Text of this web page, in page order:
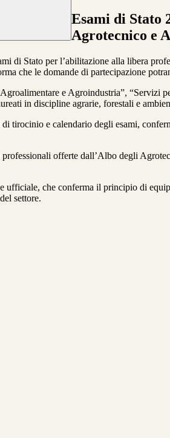
Esami di Stato
Agrotecnico e
di Stato per l’abilitazione alla libera
che le domande di partecipazione
e Agroindustria”,
in discipline agrarie, forestali e
e calendario degli esami,
offerte dall’Albo degli
che conferma il principio di
settore.